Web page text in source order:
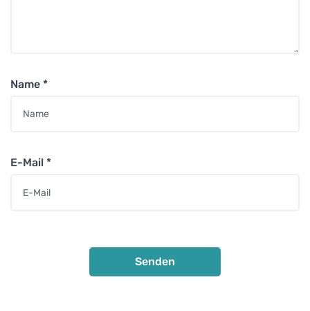
Name *
E-Mail *